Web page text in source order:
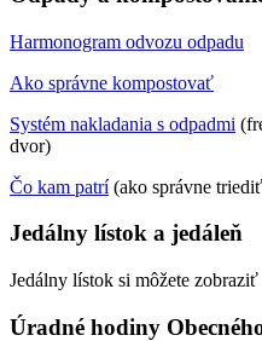
Harmonogram odvozu odpadu
Ako správne kompostovať
Systém nakladania s odpadmi
dvor)
Čo kam patrí(ako správne
Jedálny lístok a jedáleň
Jedálny lístok si môžete zobraziť
Úradné hodiny